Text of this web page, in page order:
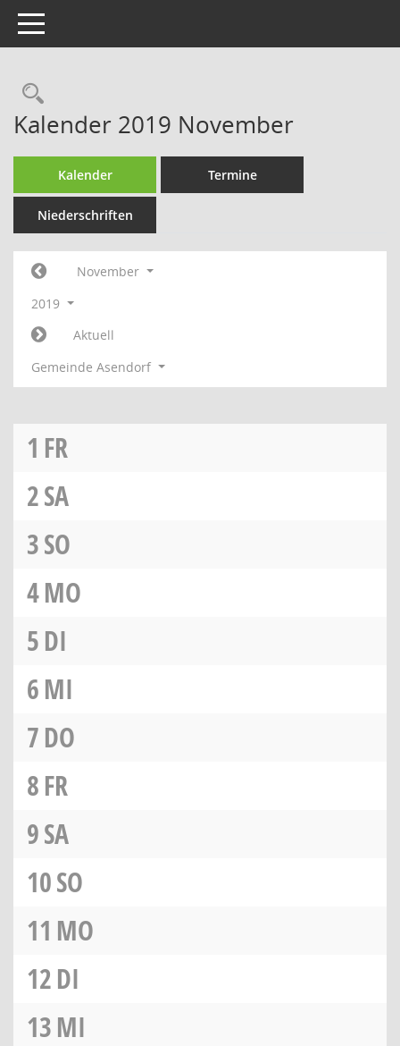
Toggle navigation
Rechercheauswahl
Kalender 2019 November
Kalender Termine
Niederschriften
November
2019
Aktuell
Gemeinde Asendorf
1 FR
2SA
3SO
4MO
5DI
6MI
7DO
8FR
9SA
10SO
11 MO
12DI
13MI